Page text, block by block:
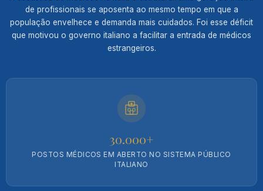
de profissionais se aposenta ao mesmo tempo em que a
população envelhece e demanda mais cuidados. Foi esse déficit
que motivou o governo italiano a facilitar a entrada de médicos
estrangeiros.
30.000+
POSTOS MÉDICOS EM ABERTO NO SISTEMA PÚBLICO
ITALIANO